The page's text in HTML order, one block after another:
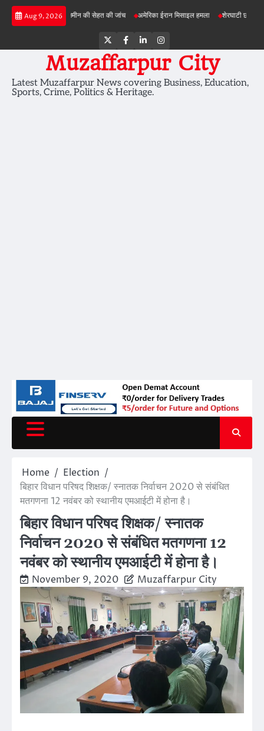
Skip
Aug 9, 2026
में जमीन की सेहत की जांच अमेरिका ईरान मिसाइल हमला शेरघाटी छात्रा दुष्कर्म मामला
Twitter
Facebook
LinkedInInstagram
Muzaffarpur City
Latest Muzaffarpur News covering Business, Education,
Sports, Crime, Politics & Heritage.
Home
Election
बिहार विधान परिषद शिक्षक/ स्नातक निर्वाचन 2020 से संबंधित
मतगणना 12 नवंबर को स्थानीय एमआईटी में होना है।
बिहार विधान परिषद शिक्षक/ स्नातक
निर्वाचन 2020 से संबंधित मतगणना 12
नवंबर को स्थानीय एमआईटी में होना है।
November 9, 2020 Muzaffarpur City